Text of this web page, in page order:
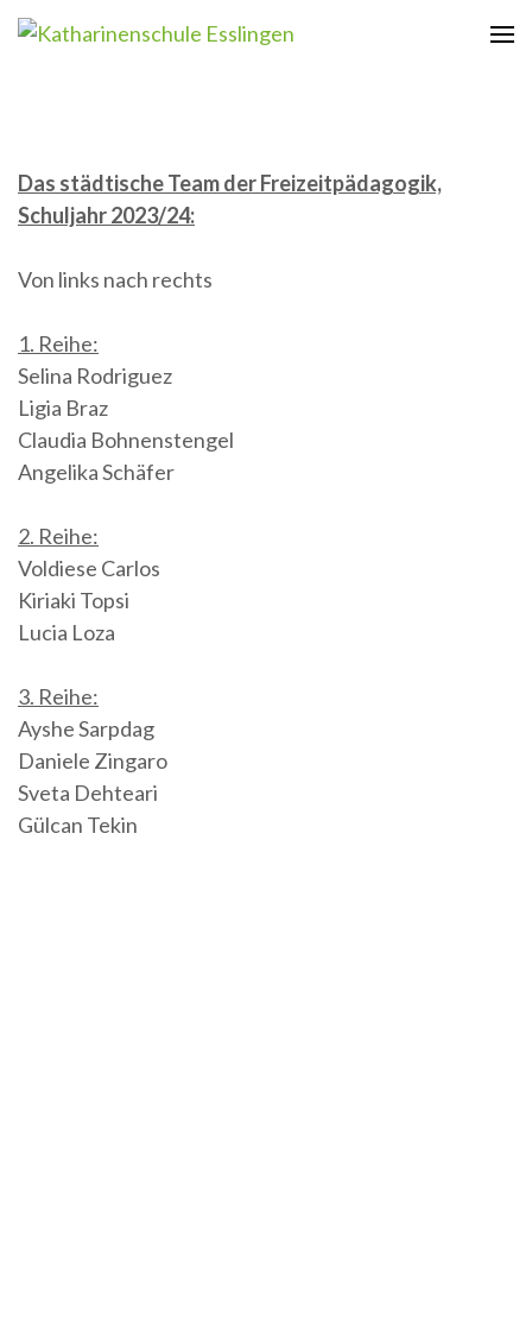
Zum
Inhalt
Das städtische Team der Freizeitpädagogik,
Schuljahr 2023/24:
Von links nach rechts
1. Reihe:
Selina Rodriguez
Ligia Braz
Claudia Bohnenstengel
Angelika Schäfer
2. Reihe:
Voldiese Carlos
Kiriaki Topsi
Lucia Loza
3. Reihe:
Ayshe Sarpdag
Daniele Zingaro
Sveta Dehteari
Gülcan Tekin